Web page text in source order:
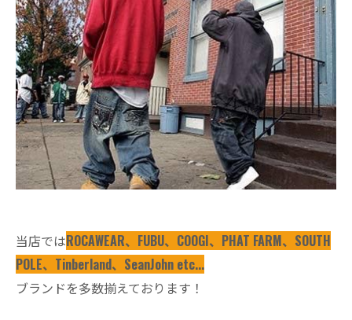
当店ではROCAWEAR、FUBU、COOGI、PHAT FARM、SOUTH
POLE、Tinberland、SeanJohn etc...
ブランドを多数揃えております！